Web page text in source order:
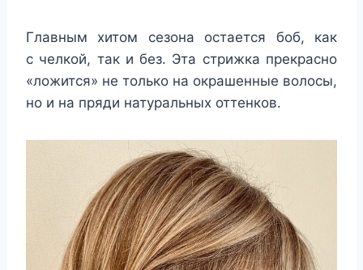
Главным хитом сезона остается боб, как
с челкой, так и без. Эта стрижка прекрасно
«ложится» не только на окрашенные волосы,
но и на пряди натуральных оттенков.